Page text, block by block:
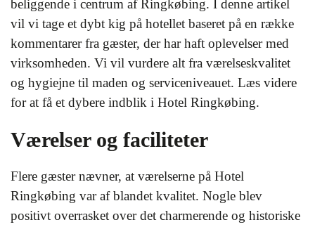
beliggende i centrum af Ringkøbing. I denne artikel
vil vi tage et dybt kig på hotellet baseret på en række
kommentarer fra gæster, der har haft oplevelser med
virksomheden. Vi vil vurdere alt fra værelseskvalitet
og hygiejne til maden og serviceniveauet. Læs videre
for at få et dybere indblik i Hotel Ringkøbing.
Værelser og faciliteter
Flere gæster nævner, at værelserne på Hotel
Ringkøbing var af blandet kvalitet. Nogle blev
positivt overrasket over det charmerende og historiske